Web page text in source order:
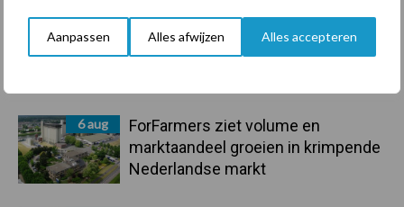
Aanpassen Alles afwijzen Alles accepteren
7 aug
De speenhuid: een vaak
onderschatte risicofactor voor
6 aug
ForFarmers ziet volume en
marktaandeel groeien in krimpende
Nederlandse markt